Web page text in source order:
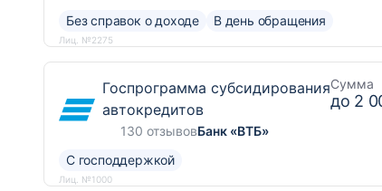
Без справок о доходе В день обращения
Лиц. №2275
Госпрограмма субсидирования
автокредитов
130 отзывовБанк «ВТБ»
Сумма
до 2
С господдержкой
Лиц. №1000